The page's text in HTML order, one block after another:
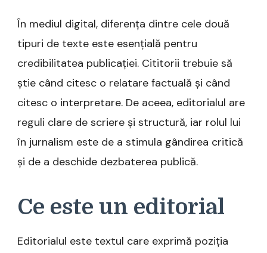
În mediul digital, diferența dintre cele două
tipuri de texte este esențială pentru
credibilitatea publicației. Cititorii trebuie să
știe când citesc o relatare factuală și când
citesc o interpretare. De aceea, editorialul are
reguli clare de scriere și structură, iar rolul lui
în jurnalism este de a stimula gândirea critică
și de a deschide dezbaterea publică.
Ce este un editorial
Editorialul este textul care exprimă poziția